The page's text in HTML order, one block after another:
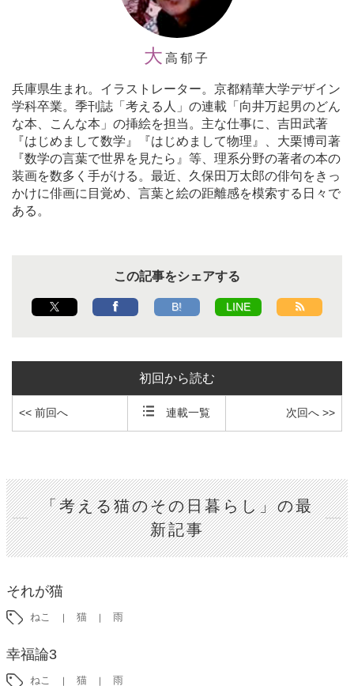
大 高郁子
兵庫県生まれ。イラストレーター。京都精華大学デザイン
学科卒業。季刊誌「考える人」の連載「向井万起男のどん
な本、こんな本」の挿絵を担当。主な仕事に、吉田武著
『はじめまして数学』『はじめまして物理』、大栗博司著
『数学の言葉で世界を見たら』等、理系分野の著者の本の
装画を数多く手がける。最近、久保田万太郎の俳句をきっ
かけに俳画に目覚め、言葉と絵の距離感を模索する日々で
ある。
この記事をシェアする
B! LINE
初回から読む
<< 前回へ 連載一覧 次回へ >>
「考える猫のその日暮らし」の最
新記事
それが猫
ねこ 猫 雨
幸福論3
ねこ 猫 雨